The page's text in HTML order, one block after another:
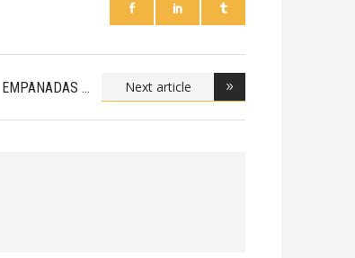
EMPANADAS
Next article